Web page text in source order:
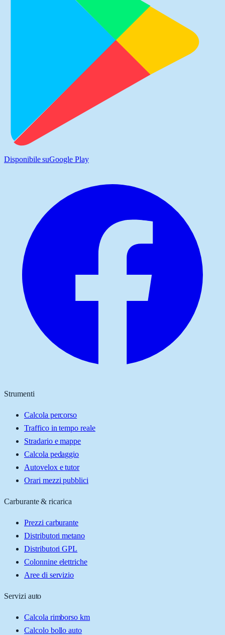
Disponibile suGoogle Play
Strumenti
Calcola percorso
Traffico in tempo reale
Stradario e mappe
Calcola pedaggio
Autovelox e tutor
Orari mezzi pubblici
Carburante & ricarica
Prezzi carburante
Distributori metano
Distributori GPL
Colonnine elettriche
Aree di servizio
Servizi auto
Calcola rimborso km
Calcolo bollo auto